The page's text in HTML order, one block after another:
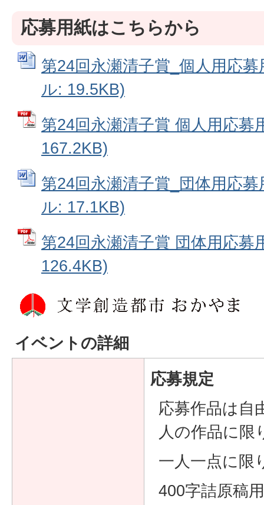
応募用紙はこちらから
第24回永瀬清子賞_個人用応
ル: 19.5KB)
第24回永瀬清子賞 個人用応募
167.2KB)
第24回永瀬清子賞_団体用応
ル: 17.1KB)
第24回永瀬清子賞 団体用応募
126.4KB)
イベントの詳細
応募規定
応募作品は自
人の作品に限
一人一点に限
400字詰原稿